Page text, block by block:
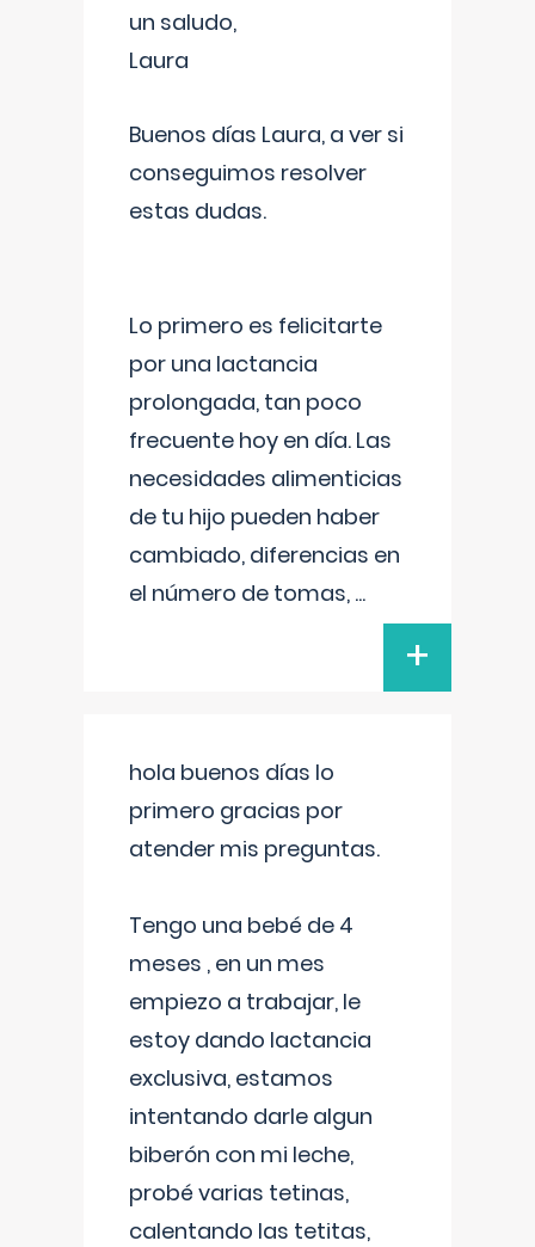
un saludo,
Laura
Buenos días Laura, a ver si
conseguimos resolver
estas dudas.
Lo primero es felicitarte
por una lactancia
prolongada, tan poco
frecuente hoy en día. Las
necesidades alimenticias
de tu hijo pueden haber
cambiado, diferencias en
el número de tomas, ...
+
hola buenos días lo
primero gracias por
atender mis preguntas.
Tengo una bebé de 4
meses , en un mes
empiezo a trabajar, le
estoy dando lactancia
exclusiva, estamos
intentando darle algun
biberón con mi leche,
probé varias tetinas,
calentando las tetitas,